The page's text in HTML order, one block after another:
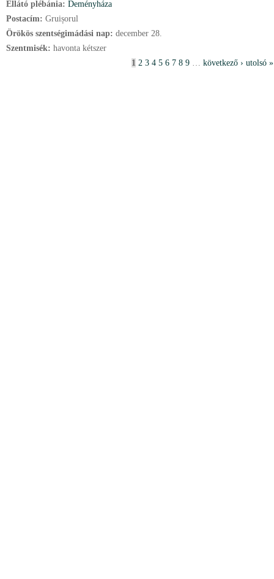
Ellátó plébánia: Deményháza
Postacím: Gruișorul
Örökös szentségimádási nap: december 28.
Szentmisék: havonta kétszer
1 2 3 4 5 6 7 8 9 … következő › utolsó »